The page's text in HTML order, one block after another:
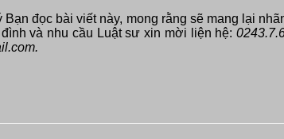
đọc bài viết này, mong rằng sẽ mang lại
và nhu cầu Luật sư xin mời liện hệ: